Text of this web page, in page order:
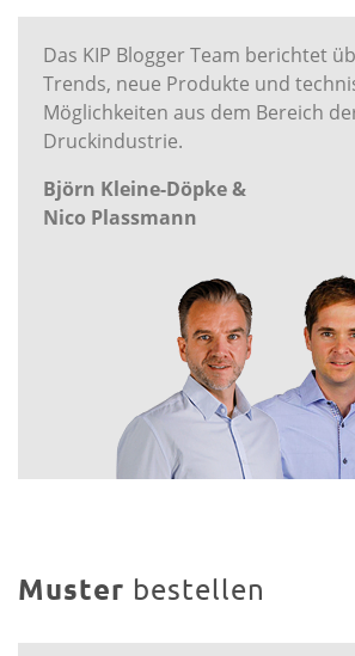
Das KIP Blogger Team berichtet
Trends, neue Produkte und
Möglichkeiten aus dem Bereich
Druckindustrie.
Björn Kleine-Döpke &
Nico Plassmann
Muster bestellen